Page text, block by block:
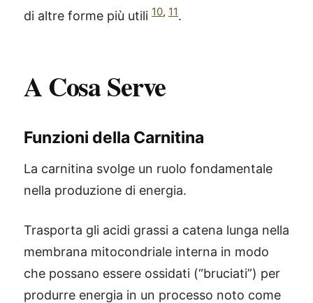
di altre forme più utili 10, 11.
A Cosa Serve
Funzioni della Carnitina
La carnitina svolge un ruolo fondamentale
nella produzione di energia.
Trasporta gli acidi grassi a catena lunga nella
membrana mitocondriale interna in modo
che possano essere ossidati (“bruciati”) per
produrre energia in un processo noto come